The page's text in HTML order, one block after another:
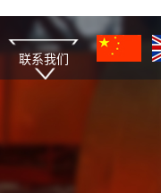
联系我们